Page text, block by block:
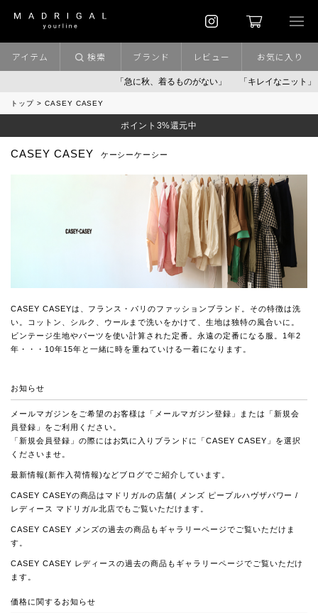
「急に秋、着るものがない」 「キレイなニット」 ポ
アイテム 検索 ブランド レビュー お気に入り
トップ CASEY CASEY
ポイント3%還元中
CASEY CASEY ケーシーケーシー
CASEY CASEYは、フランス・パリのファッションブランド。その特徴は洗
い。コットン、シルク、ウールまで洗いをかけて、生地は独特の風合いに。
ビンテージ生地やパーツを使い計算された定番。永遠の定番になる服。1年2
年・・・10年15年と一緒に時を重ねていける一着になります。
お知らせ
メールマガジンをご希望のお客様は 「メールマガジン登録」 または
「新規会
員登録」 をご利用ください。
「新規会員登録」の際にはお気に入りブランドに「CASEY CASEY」を選択
くださいませ。
最新情報(新作入荷情報)などブログでご紹介しています。
CASEY CASEYの商品はマドリガルの店舗( メンズ ピープルハヴザパワー /
レディース マドリガル北店でもご覧いただけます。
CASEY CASEY メンズの過去の商品も ギャラリーページでご覧いただけま
す。
CASEY CASEY レディースの過去の商品も ギャラリーページでご覧いただけ
ます。
価格に関するお知らせ